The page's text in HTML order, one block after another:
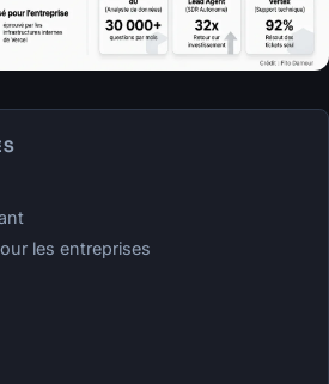
les entreprises